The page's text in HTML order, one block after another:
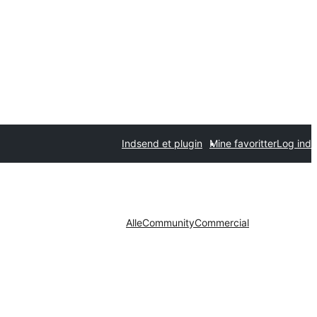
Indsend et plugin Mine favoritterLog ind
AlleCommunityCommercial